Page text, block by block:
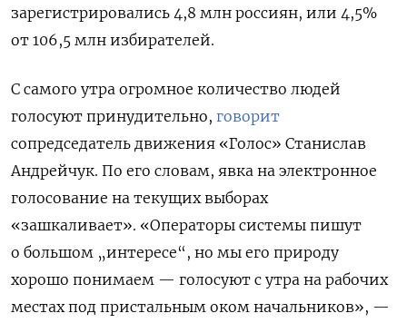
зарегистрировались 4,8 млн россиян, или 4,5%
от 106,5 млн избирателей.
С самого утра огромное количество людей
голосуют принудительно, говорит
сопредседатель движения «Голос» Станислав
Андрейчук. По его словам, явка на электронное
голосование на текущих выборах
«зашкаливает». «Операторы системы пишут
о большом „интересе“, но мы его природу
хорошо понимаем — голосуют с утра на рабочих
местах под пристальным оком начальников», —